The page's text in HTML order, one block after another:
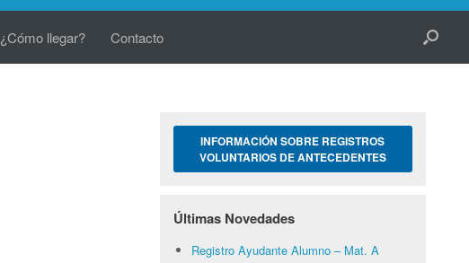
¿Cómo llegar? Contacto
INFORMACIÓN SOBRE REGISTROS
VOLUNTARIOS DE ANTECEDENTES
Últimas Novedades
Registro Ayudante Alumno – Mat. A